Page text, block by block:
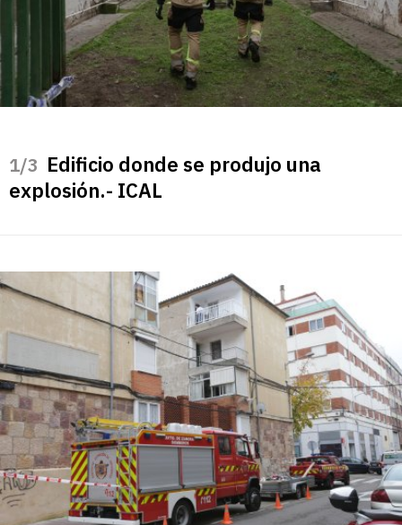
/3 Edificio donde se produjo una
explosión.- ICAL